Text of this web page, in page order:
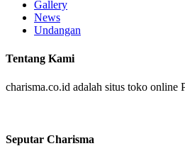
Gallery
News
Undangan
Tentang Kami
charisma.co.id adalah situs toko online
Seputar Charisma